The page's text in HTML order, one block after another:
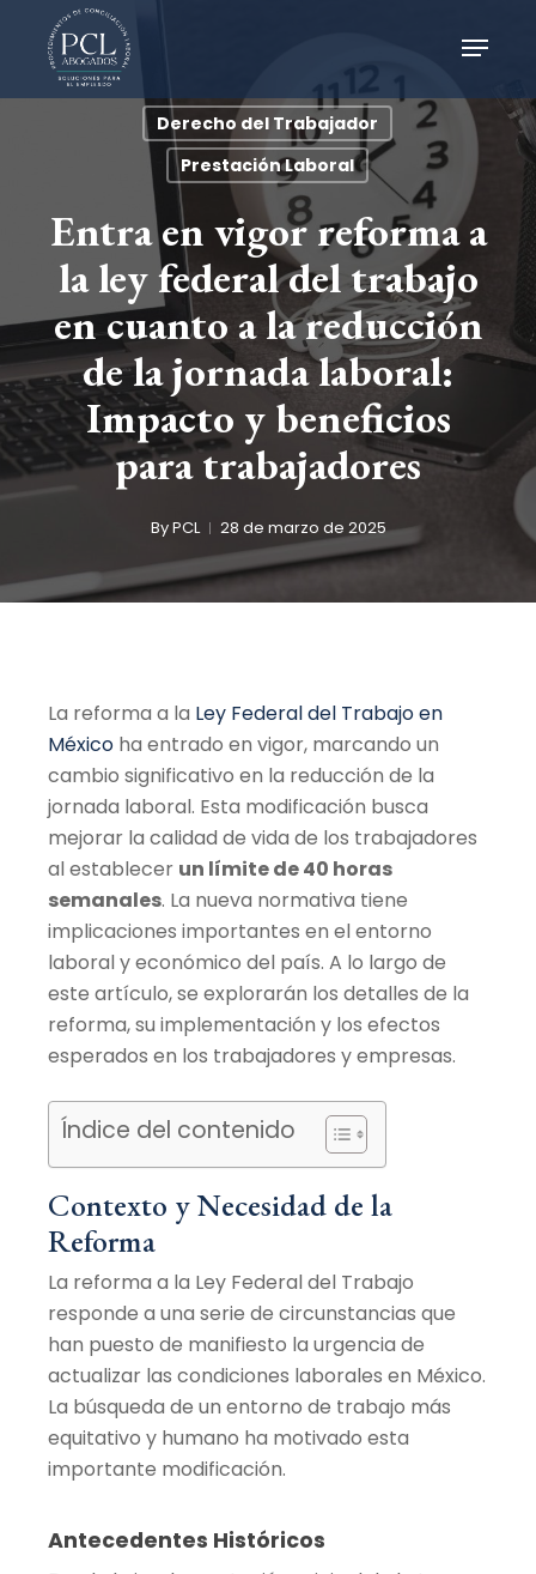
content
Menu
Derecho del Trabajador
Prestación Laboral
Entra en vigor reforma a
la ley federal del trabajo
en cuanto a la reducción
de la jornada laboral:
Impacto y beneficios
para trabajadores
ByPCL 28 de marzo de 2025
La reforma a la Ley Federal del Trabajo en
México ha entrado en vigor, marcando un
cambio significativo en la reducción de la
jornada laboral. Esta modificación busca
mejorar la calidad de vida de los trabajadores
al establecer un límite de 40 horas
semanales. La nueva normativa tiene
implicaciones importantes en el entorno
laboral y económico del país. A lo largo de
este artículo, se explorarán los detalles de la
reforma, su implementación y los efectos
esperados en los trabajadores y empresas.
Índice del contenido
Contexto y Necesidad de la
Reforma
La reforma a la Ley Federal del Trabajo
responde a una serie de circunstancias que
han puesto de manifiesto la urgencia de
actualizar las condiciones laborales en México.
La búsqueda de un entorno de trabajo más
equitativo y humano ha motivado esta
importante modificación.
Antecedentes Históricos